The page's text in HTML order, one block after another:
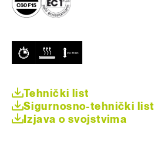
Tehnički list
Sigurnosno-tehnički list
Izjava o svojstvima